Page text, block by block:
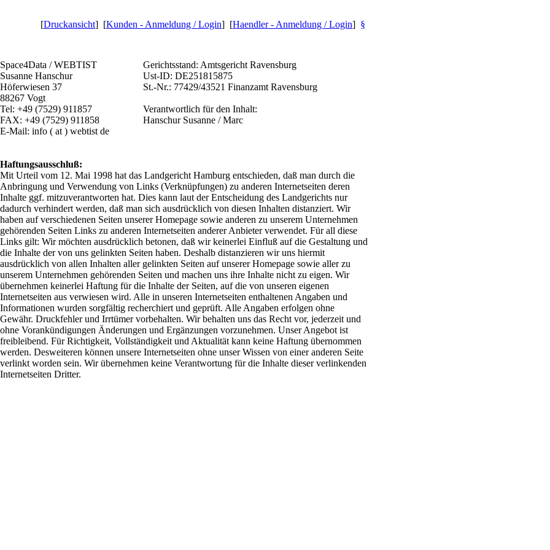
[Druckansicht] [Kunden - Anmeldung / Login] [Haendler - Anmeldung / Login] §
Space4Data / WEBTIST
Susanne Hanschur
Höferwiesen 37
88267 Vogt
Tel: +49 (7529) 911857
FAX: +49 (7529) 911858
E-Mail: info ( at ) webtist de
Gerichtsstand: Amtsgericht Ravensburg
Ust-ID: DE251815875
St.-Nr.: 77429/43521 Finanzamt Ravensburg
Verantwortlich für den Inhalt:
Hanschur Susanne / Marc
Haftungsausschluß:
Mit Urteil vom 12. Mai 1998 hat das Landgericht Hamburg entschieden, daß man durch die
Anbringung und Verwendung von Links (Verknüpfungen) zu anderen Internetseiten deren
Inhalte ggf. mitzuverantworten hat. Dies kann laut der Entscheidung des Landgerichts nur
dadurch verhindert werden, daß man sich ausdrücklich von diesen Inhalten distanziert. Wir
haben auf verschiedenen Seiten unserer Homepage sowie anderen zu unserem Unternehmen
gehörenden Seiten Links zu anderen Internetseiten anderer Anbieter verwendet. Für all diese
Links gilt: Wir möchten ausdrücklich betonen, daß wir keinerlei Einfluß auf die Gestaltung und
die Inhalte der von uns gelinkten Seiten haben. Deshalb distanzieren wir uns hiermit
ausdrücklich von allen Inhalten aller gelinkten Seiten auf unserer Homepage sowie aller zu
unserem Unternehmen gehörenden Seiten und machen uns ihre Inhalte nicht zu eigen. Wir
übernehmen keinerlei Haftung für die Inhalte der Seiten, auf die von unseren eigenen
Internetseiten aus verwiesen wird. Alle in unseren Internetseiten enthaltenen Angaben und
Informationen wurden sorgfältig recherchiert und geprüft. Alle Angaben erfolgen ohne
Gewähr. Druckfehler und Irrtümer vorbehalten. Wir behalten uns das Recht vor, jederzeit und
ohne Vorankündigungen Änderungen und Ergänzungen vorzunehmen. Unser Angebot ist
freibleibend. Für Richtigkeit, Vollständigkeit und Aktualität kann keine Haftung übernommen
werden. Desweiteren können unsere Internetseiten ohne unser Wissen von einer anderen Seite
verlinkt worden sein. Wir übernehmen keine Verantwortung für die Inhalte dieser verlinkenden
Internetseiten Dritter.